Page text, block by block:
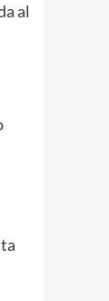
al